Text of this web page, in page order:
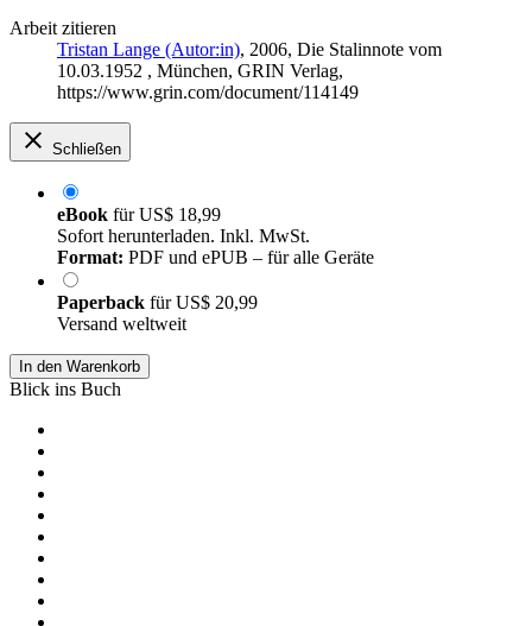
Arbeit zitieren
Tristan Lange (Autor:in), 2006, Die Stalinnote vom
10.03.1952 , München, GRIN Verlag,
https://www.grin.com/document/114149
Schließen
eBook fürUS$ 18,99
Sofort herunterladen. Inkl. MwSt.
Format: PDF und ePUB – für alle Geräte
Paperback fürUS$ 20,99
Versand weltweit
In den Warenkorb
Blick ins Buch